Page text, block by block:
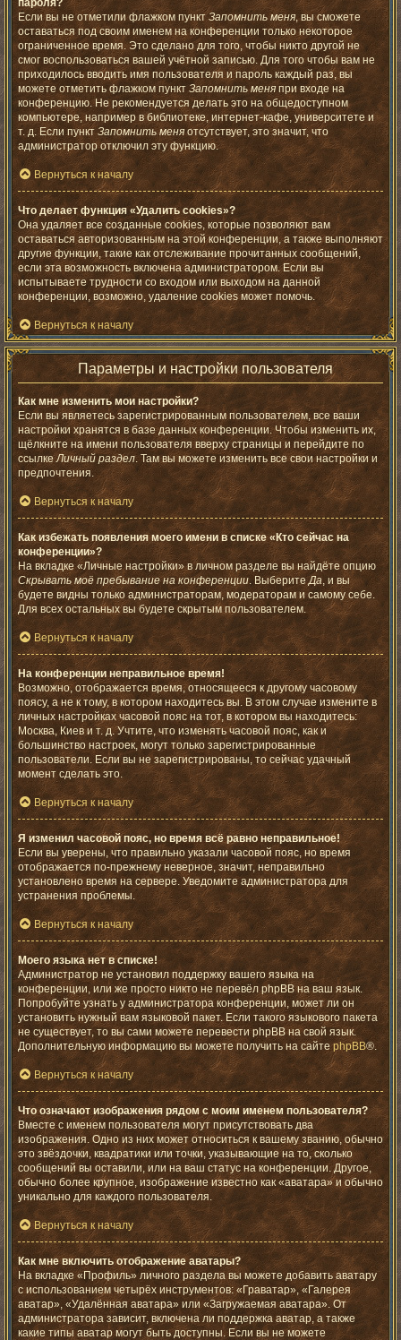
пароля?
Если вы не отметили флажком пунктЗапомнить меня, вы сможете
оставаться под своим именем на конференции только некоторое
ограниченное время. Это сделано для того, чтобы никто другой не
смог воспользоваться вашей учётной записью. Для того чтобы вам не
приходилось вводить имя пользователя и пароль каждый раз, вы
можете отметить флажком пункт Запомнить меня при входе на
конференцию. Не рекомендуется делать это на общедоступном
компьютере, например в библиотеке, интернет-кафе, университете и
т. д. Если пункт Запомнить меняотсутствует, это значит, что
администратор отключил эту функцию.
Вернуться к началу
Что делает функция «Удалить cookies»?
Она удаляет все созданные cookies, которые позволяют вам
оставаться авторизованным на этой конференции, а также выполняют
другие функции, такие как отслеживание прочитанных сообщений,
если эта возможность включена администратором. Если вы
испытываете трудности со входом или выходом на данной
конференции, возможно, удаление cookies может помочь.
Вернуться к началу
Параметры и настройки пользователя
Как мне изменить мои настройки?
Если вы являетесь зарегистрированным пользователем, все ваши
настройки хранятся в базе данных конференции. Чтобы изменить их,
щёлкните на имени пользователя вверху страницы и перейдите по
ссылкеЛичный раздел. Там вы можете изменить все свои настройки и
предпочтения.
Вернуться к началу
Как избежать появления моего имени в списке «Кто сейчас на
конференции»?
На вкладке «Личные настройки» в личном разделе вы найдёте опцию
Скрывать моё пребывание на конференции. ВыберитеДа, и вы
будете видны только администраторам, модераторам и самому себе.
Для всех остальных вы будете скрытым пользователем.
Вернуться к началу
На конференции неправильное время!
Возможно, отображается время, относящееся к другому часовому
поясу, а не к тому, в котором находитесь вы. В этом случае измените в
личных настройках часовой пояс на тот, в котором вы находитесь:
Москва, Киев и т. д. Учтите, что изменять часовой пояс, как и
большинство настроек, могут только зарегистрированные
пользователи. Если вы не зарегистрированы, то сейчас удачный
момент сделать это.
Вернуться к началу
Я изменил часовой пояс, но время всё равно неправильное!
Если вы уверены, что правильно указали часовой пояс, но время
отображается по-прежнему неверное, значит, неправильно
установлено время на сервере. Уведомите администратора для
устранения проблемы.
Вернуться к началу
Моего языка нет в списке!
Администратор не установил поддержку вашего языка на
конференции, или же просто никто не перевёл phpBB на ваш язык.
Попробуйте узнать у администратора конференции, может ли он
установить нужный вам языковой пакет. Если такого языкового пакета
не существует, то вы сами можете перевести phpBB на свой язык.
Дополнительную информацию вы можете получить на сайтеphpBB®.
Вернуться к началу
Что означают изображения рядом с моим именем пользователя?
Вместе с именем пользователя могут присутствовать два
изображения. Одно из них может относиться к вашему званию, обычно
это звёздочки, квадратики или точки, указывающие на то, сколько
сообщений вы оставили, или на ваш статус на конференции. Другое,
обычно более крупное, изображение известно как «аватара» и обычно
уникально для каждого пользователя.
Вернуться к началу
Как мне включить отображение аватары?
На вкладке «Профиль» личного раздела вы можете добавить аватару
с использованием четырёх инструментов: «Граватар», «Галерея
аватар», «Удалённая аватара» или «Загружаемая аватара». От
администратора зависит, включена ли поддержка аватар, а также
какие типы аватар могут быть доступны. Если вы не можете